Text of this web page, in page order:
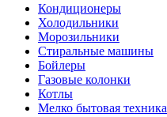
Кондиционеры
Холодильники
Морозильники
Стиральные машины
Бойлеры
Газовые колонки
Котлы
Мелко бытовая техника